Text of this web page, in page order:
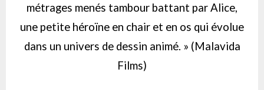
métrages menés tambour battant par Alice,
une petite héroïne en chair et en os qui évolue
dans un univers de dessin animé. » (Malavida
Films)